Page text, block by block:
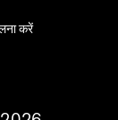
करें